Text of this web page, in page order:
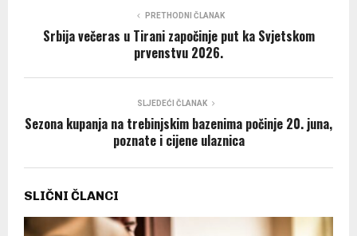
PRETHODNI ČLANAK
Srbija večeras u Tirani započinje put ka Svjetskom
prvenstvu 2026.
SLJEDEĆI ČLANAK
Sezona kupanja na trebinjskim bazenima počinje 20. juna,
poznate i cijene ulaznica
SLIČNI ČLANCI